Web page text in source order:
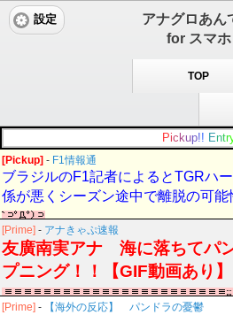
アナグロあん
for スマホ
設定
TOP
Pic kup!! Entr
[Pickup] - F1情報通
ブラジルのF1記者によるとTGRハ
係が悪くシーズン途中で離脱の可能
[Prime] - アナきゃぷ速報
友廣南実アナ 海に落ちてパ
プニング！！【GIF動画あり】
[Prime] - 【海外の反応】 パンドラの憂鬱